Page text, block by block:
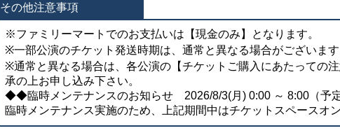
その他注意事項
※ファミリーマートでのお支払いは【現金のみ】となります。
※一部公演のチケット発送時期は、通常と異なる場合がございます
※通常と異なる場合は、各公演の【チケットご購入にあたっての
承の上お申し込み下さい。
◆◆臨時メンテナンスのお知らせ 2026/8/3(月) 0:00 ～ 8:00（予定
臨時メンテナンス実施のため、上記期間中はチケットスペースオ